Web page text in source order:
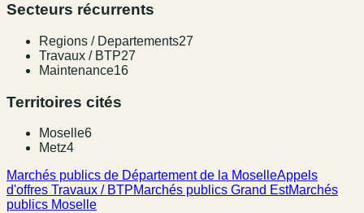
Secteurs récurrents
Regions / Departements27
Travaux / BTP27
Maintenance16
Territoires cités
Moselle6
Metz4
Marchés publics de Département de la MoselleAppels
d'offres Travaux / BTPMarchés publics Grand EstMarchés
publics Moselle